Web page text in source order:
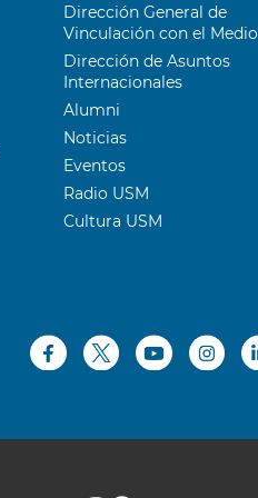
Dirección General de
Vinculación con el Medio
Dirección de Asuntos
Internacionales
Alumni
Noticias
Eventos
Radio USM
Cultura USM